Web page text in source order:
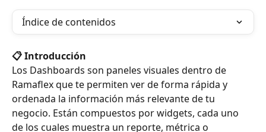
Índice de contenidos
📋 Introducción
Los Dashboards son paneles visuales dentro de
Ramaflex que te permiten ver de forma rápida y
ordenada la información más relevante de tu
negocio. Están compuestos por widgets, cada uno
de los cuales muestra un reporte, métrica o